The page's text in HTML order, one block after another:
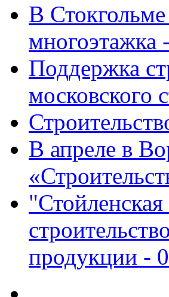
В Стокгольме
многоэтажка -
Поддержка
московского
В апреле в
продукции -